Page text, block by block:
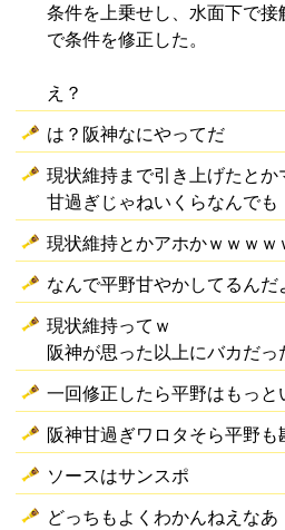
条件を上乗せし、水面下で接
で条件を修正した。
え？
は？阪神なにやってだ
現状維持まで引き上げたとか
甘過ぎじゃねいくらなんでも
現状維持とかアホかｗｗｗｗ
なんで平野甘やかしてるんだ
現状維持ってｗ
阪神が思った以上にバカだっ
一回修正したら平野はもっ
阪神甘過ぎワロタそら平野も
ソースはサンスポ
どっちもよくわかんねえなあ